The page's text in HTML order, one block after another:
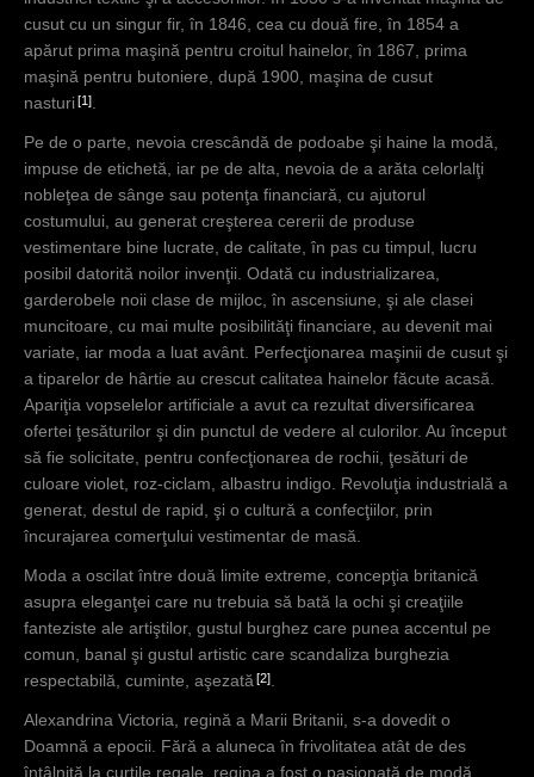
cusut cu un singur fir, în 1846, cea cu două fire, în 1854 a
apărut prima maşină pentru croitul hainelor, în 1867, prima
maşină pentru butoniere, după 1900, maşina de cusut
nasturi 1 .
Pe de o parte, nevoia crescândă de podoabe şi haine la modă,
impuse de etichetă, iar pe de alta, nevoia de a arăta celorlalţi
nobleţea de sânge sau potenţa financiară, cu ajutorul
costumului, au generat creşterea cererii de produse
vestimentare bine lucrate, de calitate, în pas cu timpul, lucru
posibil datorită noilor invenţii. Odată cu industrializarea,
garderobele noii clase de mijloc, în ascensiune, şi ale clasei
muncitoare, cu mai multe posibilităţi financiare, au devenit mai
variate, iar moda a luat avânt. Perfecţionarea maşinii de cusut şi
a tiparelor de hârtie au crescut calitatea hainelor făcute acasă.
Apariţia vopselelor artificiale a avut ca rezultat diversificarea
ofertei ţesăturilor şi din punctul de vedere al culorilor. Au început
să fie solicitate, pentru confecţionarea de rochii, ţesături de
culoare violet, roz-ciclam, albastru indigo. Revoluţia industrială a
generat, destul de rapid, şi o cultură a confecţiilor, prin
încurajarea comerţului vestimentar de masă.
Moda a oscilat între două limite extreme, concepţia britanică
asupra eleganţei care nu trebuia să bată la ochi şi creaţiile
fanteziste ale artiştilor, gustul burghez care punea accentul pe
comun, banal şi gustul artistic care scandaliza burghezia
respectabilă, cuminte, aşezată 2 .
Alexandrina Victoria, regină a Marii Britanii, s-a dovedit o
Doamnă a epocii. Fără a aluneca în frivolitatea atât de des
întâlnită la curţile regale, regina a fost o pasionată de modă